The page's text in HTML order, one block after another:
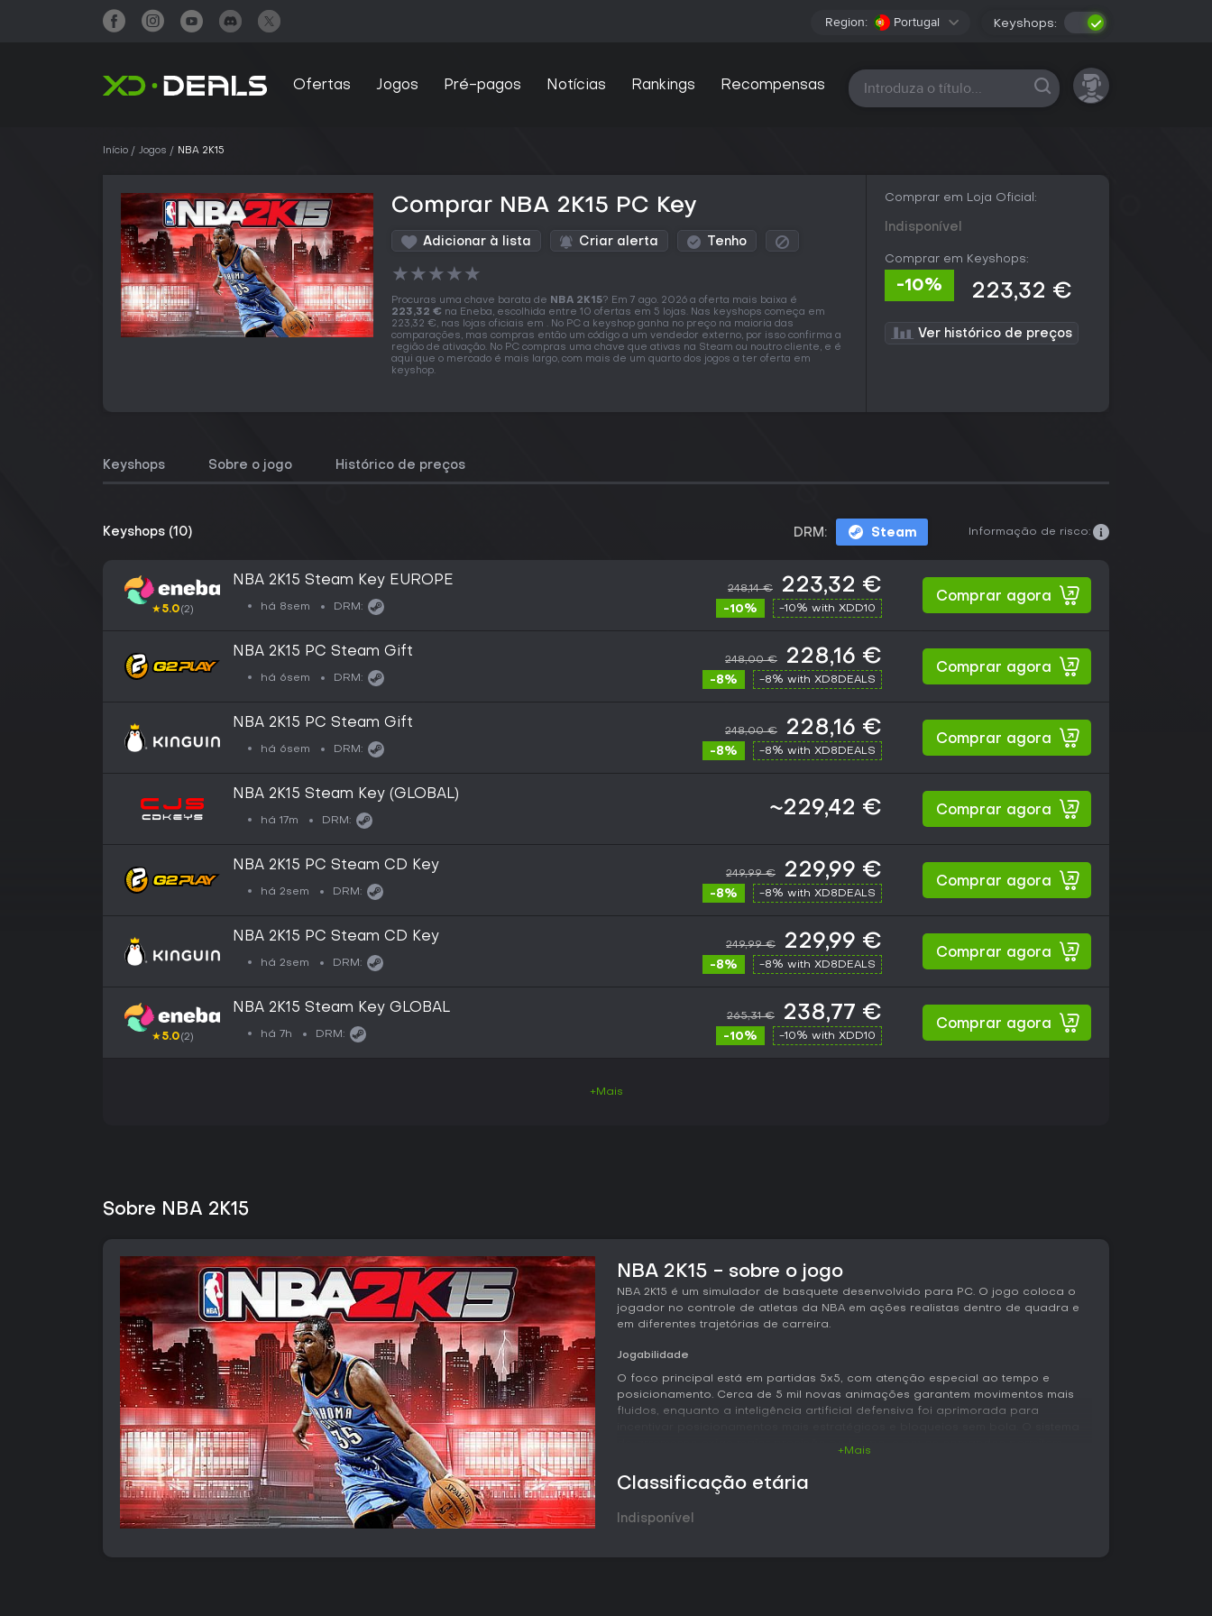
Region: Portugal Keyshops:
Ofertas Jogos Pré-pagos Notícias Rankings Recompensas Todas as plataformas
Início Jogos NBA 2K15
Comprar NBA 2K15 PC Key
Adicionar à lista Criar alerta Tenho
★★★★★
Procuras uma chave barata de NBA 2K15? Em 7 ago. 2026 a oferta mais baixa é
223,32 € na Eneba, escolhida entre 10 ofertas em 5 lojas. Nas keyshops começa em
223,32 €, nas lojas oficiais em . No PC a keyshop ganha no preço na maioria das
comparações, mas compras então um código a um vendedor externo, por isso confirma a
região de ativação. No PC compras uma chave que ativas na Steam ou noutro cliente, e é
aqui que o mercado é mais largo, com mais de um quarto dos jogos a ter oferta em
keyshop.
Comprar em Loja Oficial:
Indisponível
Comprar em Keyshops:
-10% 223,32 €
Ver histórico de preços
Keyshops Sobre o jogo Histórico de preços
Keyshops (10) DRM: Steam Informação de risco:
★5.0(2)
NBA 2K15 Steam Key EUROPE
há 8sem DRM:
248,14 € 223,32 €
-10% -10% with XDD10
Comprar agora
NBA 2K15 PC Steam Gift
há 6sem DRM:
248,00 € 228,16 €
-8% -8% with XD8DEALS
Comprar agora
NBA 2K15 PC Steam Gift
há 6sem DRM:
248,00 € 228,16 €
-8% -8% with XD8DEALS
Comprar agora
NBA 2K15 Steam Key (GLOBAL)
há 17m DRM:
~229,42 € Comprar agora
NBA 2K15 PC Steam CD Key
há 2sem DRM:
249,99 € 229,99 €
-8% -8% with XD8DEALS
Comprar agora
NBA 2K15 PC Steam CD Key
há 2sem DRM:
249,99 € 229,99 €
-8% -8% with XD8DEALS
Comprar agora
★5.0(2)
NBA 2K15 Steam Key GLOBAL
há 7h DRM:
265,31 € 238,77 €
-10% -10% with XDD10
Comprar agora
+Mais
Sobre NBA 2K15
NBA 2K15 - sobre o jogo
NBA 2K15 é um simulador de basquete desenvolvido para PC. O jogo coloca o
jogador no controle de atletas da NBA em ações realistas dentro de quadra e
em diferentes trajetórias de carreira.
Jogabilidade
O foco principal está em partidas 5x5, com atenção especial ao tempo e
posicionamento. Cerca de 5 mil novas animações garantem movimentos mais
fluidos, enquanto a inteligência artificial defensiva foi aprimorada para
específicos por equipe aumentam a variedade no ataque. O suporte a controle
é completo no PC, mas o teclado segue um layout fixo que não pode ser
+Mais
Classificação etária
Indisponível